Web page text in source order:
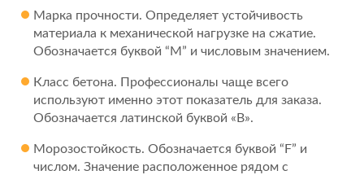
Марка прочности. Определяет устойчивость
материала к механической нагрузке на сжатие.
Обозначается буквой “М” и числовым значением.
Класс бетона. Профессионалы чаще всего
используют именно этот показатель для заказа.
Обозначается латинской буквой «B».
Морозостойкость. Обозначается буквой “F” и
числом. Значение расположенное рядом с